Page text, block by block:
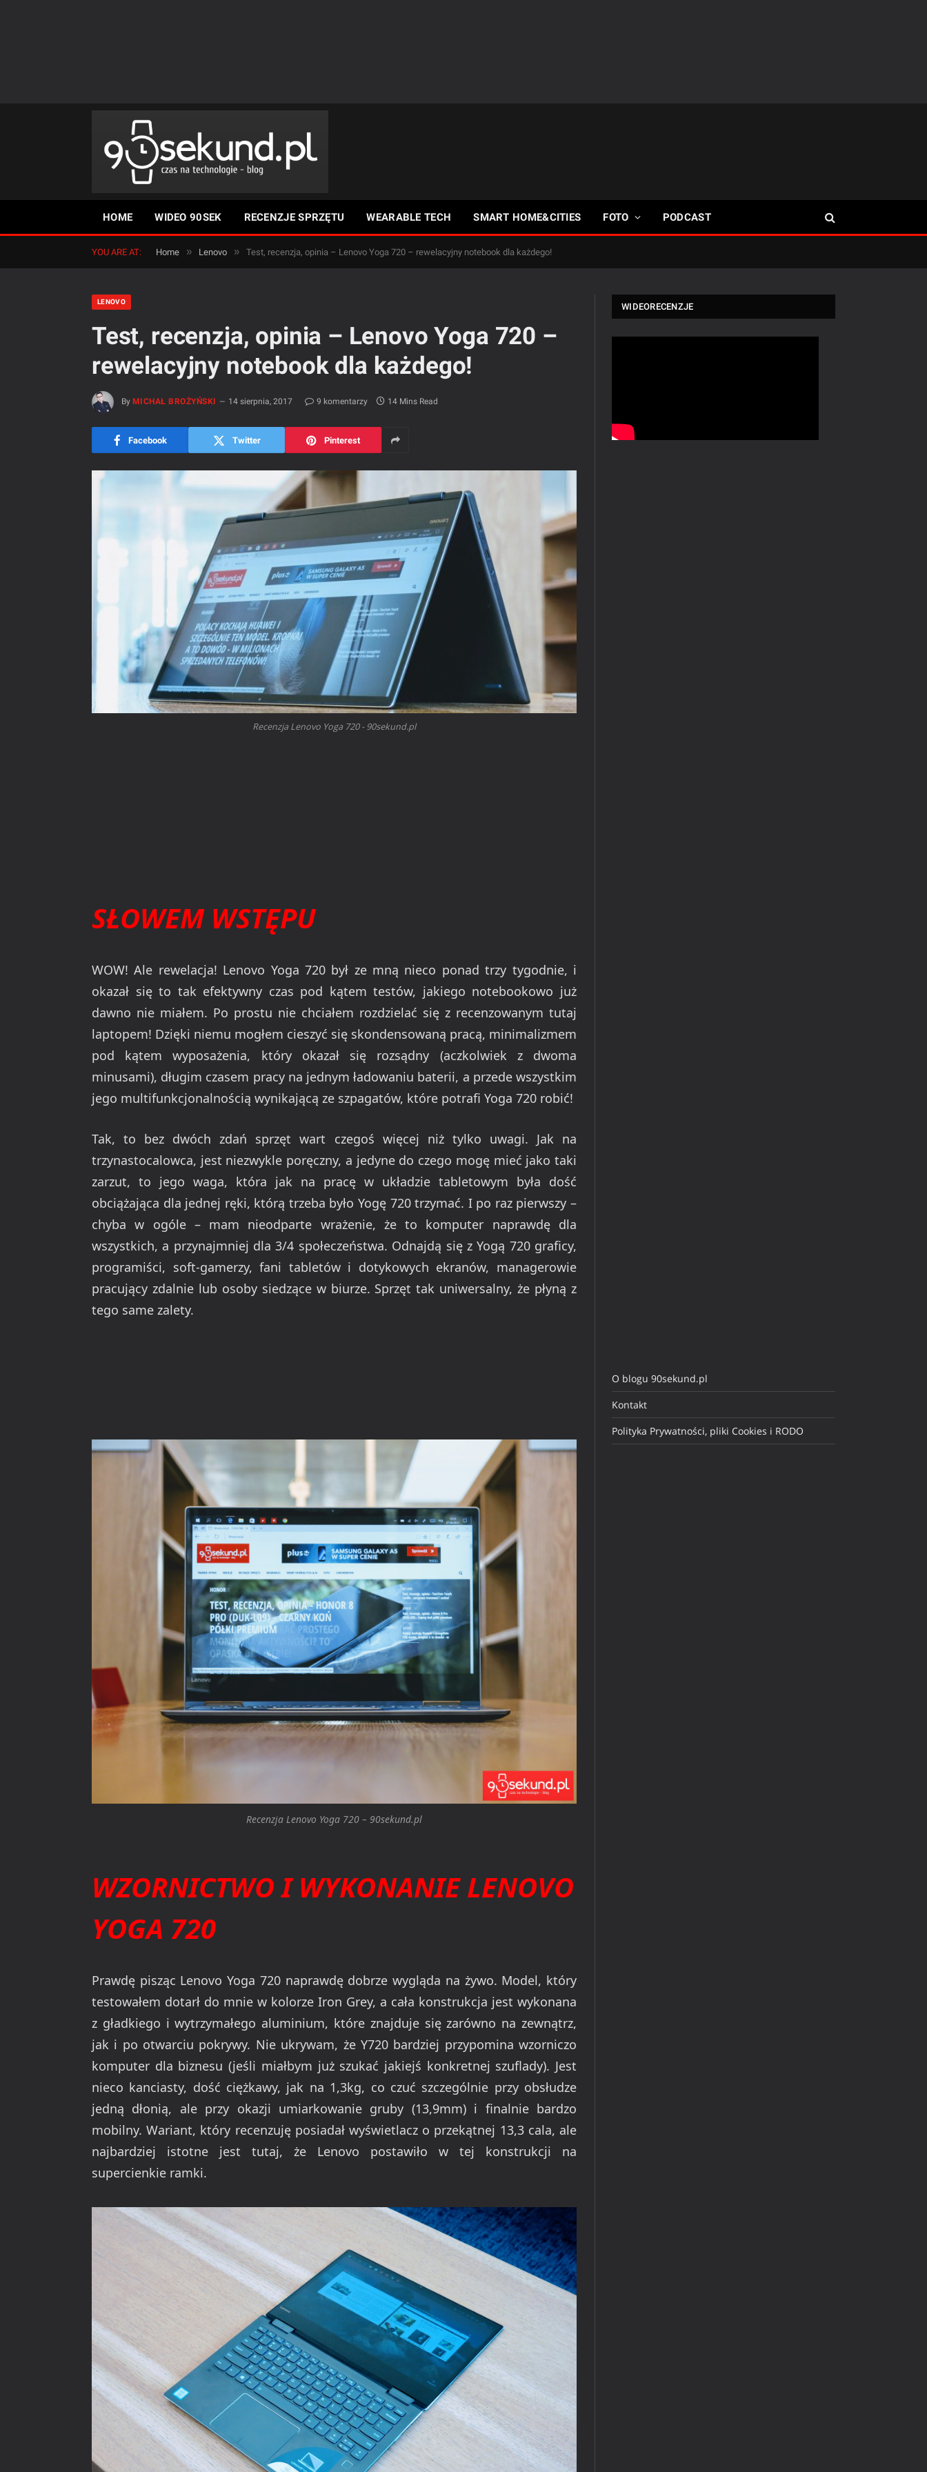
HOME WIDEO 90SEK RECENZJE SPRZĘTU WEARABLE TECH SMART HOME&CITIES FOTO PODCAST
YOU ARE AT: Home » Lenovo » Test, recenzja, opinia – Lenovo Yoga 720 – rewelacyjny notebook dla każdego!
LENOVO
Test, recenzja, opinia – Lenovo Yoga 720 –
rewelacyjny notebook dla każdego!
By MICHAŁ BROŻYŃSKI 14 sierpnia, 2017 9 komentarzy 14 Mins Read
Facebook Twitter Pinterest
Recenzja Lenovo Yoga 720 - 90sekund.pl
SŁOWEM WSTĘPU
WOW! Ale rewelacja! Lenovo Yoga 720 był ze mną nieco ponad trzy tygodnie, i
okazał się to tak efektywny czas pod kątem testów, jakiego notebookowo już
dawno nie miałem. Po prostu nie chciałem rozdzielać się z recenzowanym tutaj
laptopem! Dzięki niemu mogłem cieszyć się skondensowaną pracą, minimalizmem
pod kątem wyposażenia, który okazał się rozsądny (aczkolwiek z dwoma
minusami), długim czasem pracy na jednym ładowaniu baterii, a przede wszystkim
jego multifunkcjonalnością wynikającą ze szpagatów, które potrafi Yoga 720 robić!
Tak, to bez dwóch zdań sprzęt wart czegoś więcej niż tylko uwagi. Jak na
trzynastocalowca, jest niezwykle poręczny, a jedyne do czego mogę mieć jako taki
zarzut, to jego waga, która jak na pracę w układzie tabletowym była dość
obciążająca dla jednej ręki, którą trzeba było Yogę 720 trzymać. I po raz pierwszy –
chyba w ogóle – mam nieodparte wrażenie, że to komputer naprawdę dla
wszystkich, a przynajmniej dla 3/4 społeczeństwa. Odnajdą się z Yogą 720 graficy,
programiści, soft-gamerzy, fani tabletów i dotykowych ekranów, managerowie
pracujący zdalnie lub osoby siedzące w biurze. Sprzęt tak uniwersalny, że płyną z
tego same zalety.
Recenzja Lenovo Yoga 720 – 90sekund.pl
WZORNICTWO I WYKONANIE LENOVO
YOGA 720
Prawdę pisząc Lenovo Yoga 720 naprawdę dobrze wygląda na żywo. Model, który
testowałem dotarł do mnie w kolorze Iron Grey, a cała konstrukcja jest wykonana
z gładkiego i wytrzymałego aluminium, które znajduje się zarówno na zewnątrz,
jak i po otwarciu pokrywy. Nie ukrywam, że Y720 bardziej przypomina wzorniczo
komputer dla biznesu (jeśli miałbym już szukać jakiejś konkretnej szuflady). Jest
nieco kanciasty, dość ciężkawy, jak na 1,3kg, co czuć szczególnie przy obsłudze
jedną dłonią, ale przy okazji umiarkowanie gruby (13,9mm) i finalnie bardzo
mobilny. Wariant, który recenzuję posiadał wyświetlacz o przekątnej 13,3 cala, ale
najbardziej istotne jest tutaj, że Lenovo postawiło w tej konstrukcji na
supercienkie ramki.
WIDEORECENZJE
O blogu 90sekund.pl
Kontakt
Polityka Prywatności, pliki Cookies i RODO